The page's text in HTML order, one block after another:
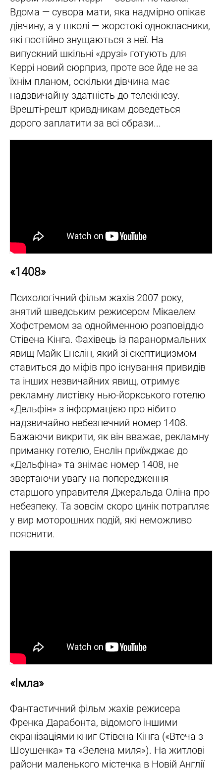
Вдома — сувора мати, яка надмірно опікає
дівчину, а у школі — жорстокі однокласники,
які постійно знущаються з неї. На
випускний шкільні «друзі» готують для
Керрі новий сюрприз, проте все йде не за
їхнім планом, оскільки дівчина має
надзвичайну здатність до телекінезу.
Врешті-решт кривдникам доведеться
дорого заплатити за всі образи...
«1408»
Психологічний фільм жахів 2007 року,
знятий шведським режисером Мікаелем
Хофстремом за однойменною розповіддю
Стівена Кінга. Фахівець із паранормальних
явищ Майк Енслін, який зі скептицизмом
ставиться до міфів про існування привидів
та інших незвичайних явищ, отримує
рекламну листівку нью-йоркського готелю
«Дельфін» з інформацією про нібито
надзвичайно небезпечний номер 1408.
Бажаючи викрити, як він вважає, рекламну
приманку готелю, Енслін приїжджає до
«Дельфіна» та знімає номер 1408, не
звертаючи увагу на попередження
старшого управителя Джеральда Оліна про
небезпеку. Та зовсім скоро цинік потрапляє
у вир моторошних подій, які неможливо
пояснити.
«Імла»
Фантастичний фільм жахів режисера
Френка Дарабонта, відомого іншими
екранізаціями книг Стівена Кінга («Втеча з
Шоушенка» та «Зелена миля»). На житлові
райони маленького містечка в Новій Англії